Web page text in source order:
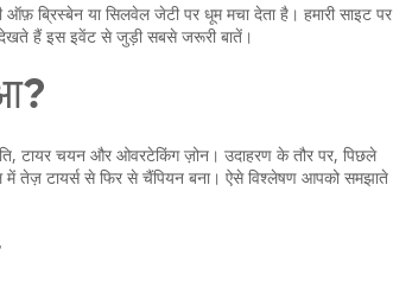
ब्रिस्बेन या सिलवेल जेटी पर धूम मचा देता है। हमारी साइट पर
देखते हैं इस इवेंट से जुड़ी सबसे जरूरी बातें।
टायर चयन और ओवरटेकिंग ज़ोन। उदाहरण के तौर पर, पिछले
तेज़ टायर्स से फिर से चैंपियन बना। ऐसे विश्लेषण आपको समझाते